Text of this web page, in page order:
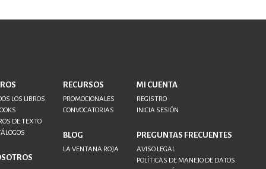
LOS LIBROS
DE TEXTO
RECURSOS
PROMOCIONALES
CONVOCATORIAS
BLOG
LA VENTANA ROJA
MI CUENTA
REGISTRO
INICIA SESIÓN
PREGUNTAS FRECUENTES
AVISO LEGAL
POLÍTICAS DE MANEJO DE DATOS